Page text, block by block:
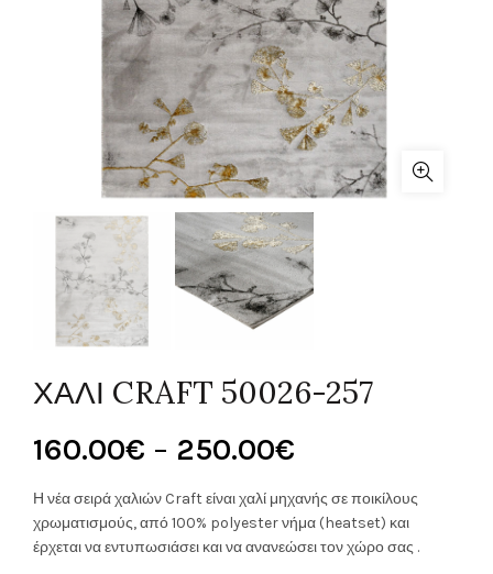
ΧΑΛΙ CRAFT 50026-257
160.00€ – 250.00€
range:
160.00€
Η νέα σειρά χαλιών Craft είναι χαλί μηχανής σε ποικίλους
χρωματισμούς, από 100% polyester νήμα (heatset) και
έρχεται να εντυπωσιάσει και να ανανεώσει τον χώρο σας .